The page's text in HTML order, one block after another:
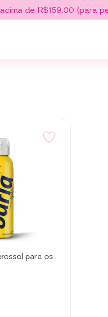
de R$159,00 (para
para os